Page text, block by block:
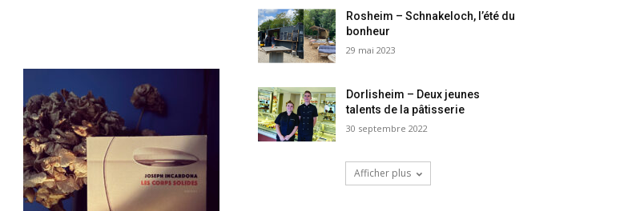
Rosheim – Schnakeloch, l’été du
bonheur
29 mai 2023
Dorlisheim – Deux jeunes
talents de la pâtisserie
30 septembre 2022
Afficher plus